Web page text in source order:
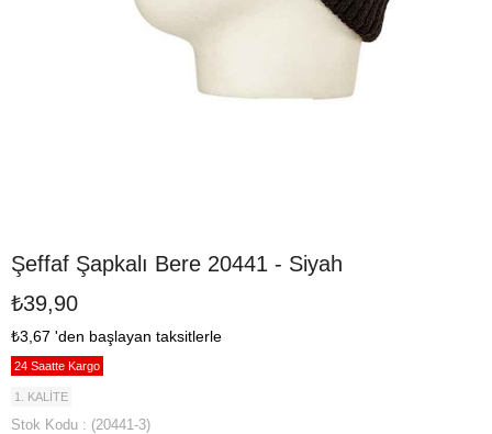
Şeffaf Şapkalı Bere 20441 - Siyah
₺39,90
₺3,67 'den başlayan taksitlerle
24 Saatte Kargo
1. KALİTE
Stok Kodu
(20441-3)